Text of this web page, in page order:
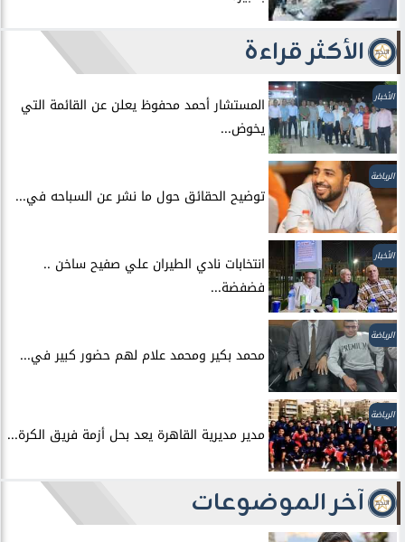
الأكثر قراءة
الأخبار
المستشار أحمد محفوظ يعلن عن القائمة التي
يخوض...
الرياضة
توضيح الحقائق حول ما نشر عن السباحه في...
الأخبار
انتخابات نادي الطيران علي صفيح ساخن ..
فضفضة...
الرياضة
محمد بكير ومحمد علام لهم حضور كبير في...
الرياضة
مدير مديرية القاهرة يعد بحل أزمة فريق الكرة...
آخر الموضوعات